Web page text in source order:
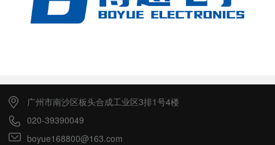
广州市南沙区板头合成工业区3排1号4楼
020-39390049
boyue168800@163.com